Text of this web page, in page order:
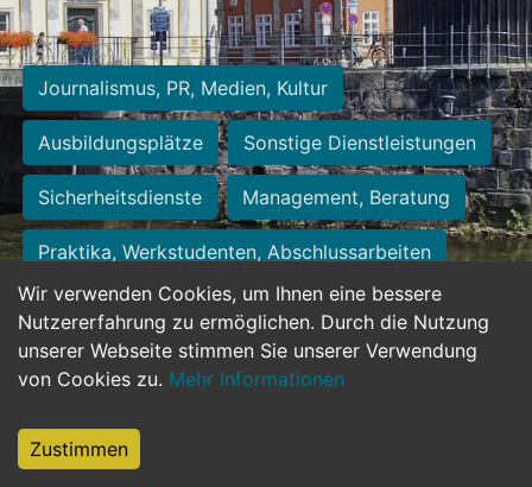
Wir verwenden Cookies, um Ihnen eine bessere
Nutzererfahrung zu ermöglichen. Durch die Nutzung
unserer Webseite stimmen Sie unserer Verwendung
von Cookies zu. Mehr Informationen
Zustimmen
Journalismus, PR, Medien, Kultur
Ausbildungsplätze Sonstige Dienstleistungen
Sicherheitsdienste Management, Beratung
Praktika, Werkstudenten, Abschlussarbeiten
Personalwesen Assistenz, Sekretariat
Hilfskräfte, Aushilfs- und Nebenjobs
Weiterbildung, Studium, duale Ausbildung